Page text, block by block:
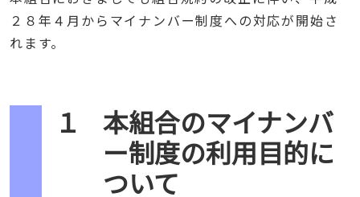
２８年４月からマイナンバー制度への対応が開始さ
れます。
１
本組合のマイナンバ
ー制度の利用目的に
ついて